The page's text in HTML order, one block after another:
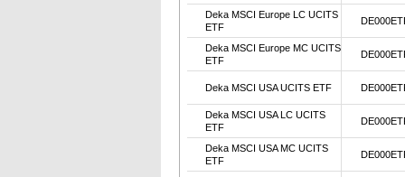
Deka MSCI Europe LC UCITS
ETF
Deka MSCI Europe MC UCITS
ETF
Deka MSCI USA UCITS ETF
Deka MSCI USA LC UCITS
ETF
Deka MSCI USA MC UCITS
ETF